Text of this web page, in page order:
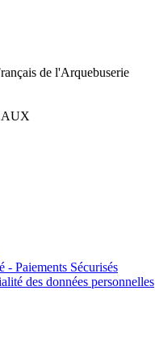
de l'Arquebuserie
- Paiements Sécurisés
des données personnelles